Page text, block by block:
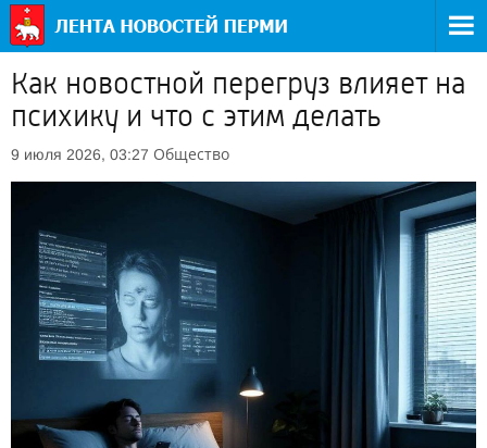
Как новостной перегруз влияет на
психику и что с этим делать
9 июля 2026, 03:27 Общество